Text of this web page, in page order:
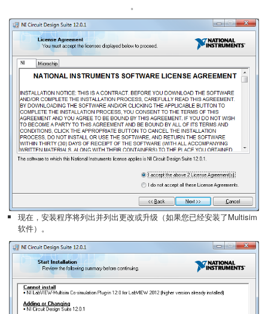
。
现在，安装程序将列出并列出更改或升级（如果您已经安装了Multisim
软件）。